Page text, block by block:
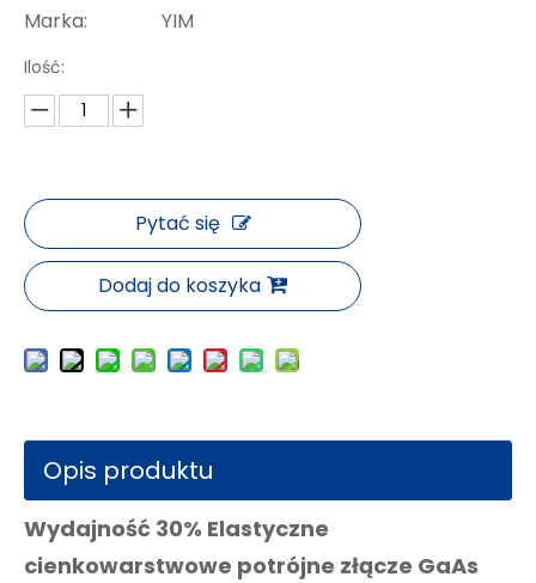
Marka:
YIM
Ilość:
Pytać się
Dodaj do koszyka
Opis produktu
Wydajność 30% Elastyczne
cienkowarstwowe potrójne złącze GaAs